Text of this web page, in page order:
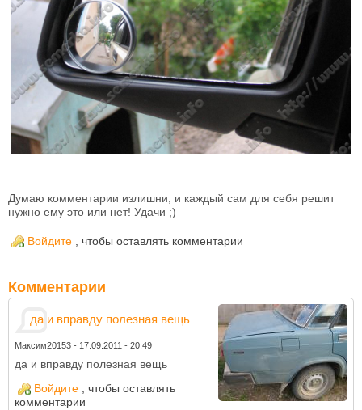
Думаю комментарии излишни, и каждый сам для себя решит
нужно ему это или нет! Удачи ;)
Войдите , чтобы оставлять комментарии
Комментарии
да и вправду полезная вещь
Максим20153- 17.09.2011 - 20:49
да и вправду полезная вещь
Войдите
, чтобы оставлять
комментарии